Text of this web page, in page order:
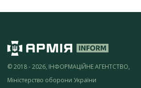
© 2018 - 2026, ІНФОРМАЦІЙНЕ АГЕНТСТВО,
Міністерство оборони України